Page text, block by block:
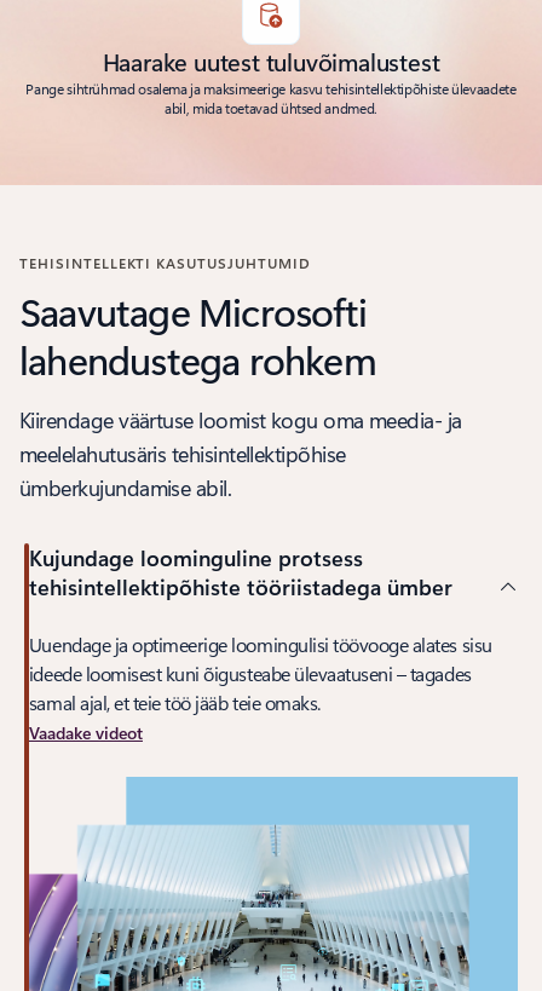
Haarake uutest tuluvõimalustest
Pange sihtrühmad osalema ja maksimeerige kasvu tehisintellektipõhiste ülevaadete
abil, mida toetavad ühtsed andmed.
TEHISINTELLEKTI KASUTUSJUHTUMID
Saavutage Microsofti
lahendustega rohkem
Kiirendage väärtuse loomist kogu oma meedia- ja
meelelahutusäris tehisintellektipõhise
ümberkujundamise abil.
Kujundage loominguline protsess
tehisintellektipõhiste tööriistadega ümber
Uuendage ja optimeerige loomingulisi töövooge alates sisu
ideede loomisest kuni õigusteabe ülevaatuseni – tagades
samal ajal, et teie töö jääb teie omaks.
Vaadake videot